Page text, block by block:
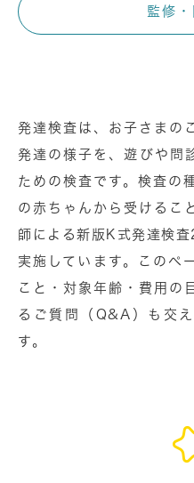
監修
発達検査は、お子さまの
発達の様子を、遊びや問
ための検査です。検査の
の赤ちゃんから受けるこ
師による新版K式発達検
実施しています。このペ
こと・対象年齢・費用の
るご質問（Q&A）も交
す。